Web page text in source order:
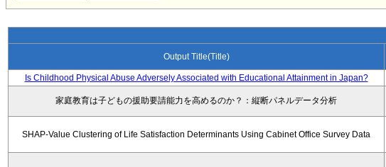
Output Title(Title)
Is Childhood Physical Abuse Adversely Associated with Educational Attainment in Japan?
家庭教育は子どもの援助要請能力を高めるのか？：縦断パネルデータ分析
SHAP-Value Clustering of Life Satisfaction Determinants Using Cabinet Office Survey Data